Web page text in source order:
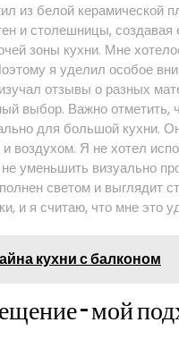
из белой керамической
и столешницы,
зоны кухни. Мне
я уделил особое
отзывы о разных
выбор. Важно отметить,
для большой кухни.
воздухом. Я не хотел
уменьшить визуально
светом и выглядит
и я считаю, что мне это
кухни с балконом
– мой